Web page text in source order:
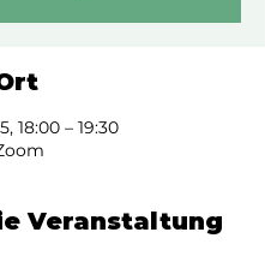
18:00 – 19:30
Veranstaltung